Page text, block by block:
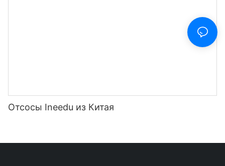
Отсосы Ineedu из Китая